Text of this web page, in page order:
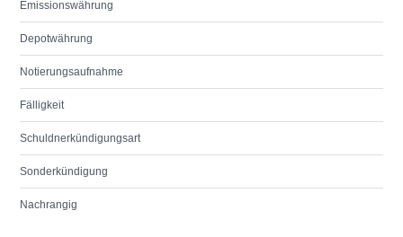
Emissionswährung
Depotwährung
Notierungsaufnahme
Fälligkeit
Schuldnerkündigungsart
Sonderkündigung
Nachrangig